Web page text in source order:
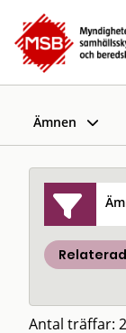
Ämnen
Antal träffar: